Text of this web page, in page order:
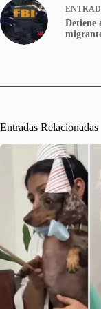
Detiene
Entradas Relacionadas